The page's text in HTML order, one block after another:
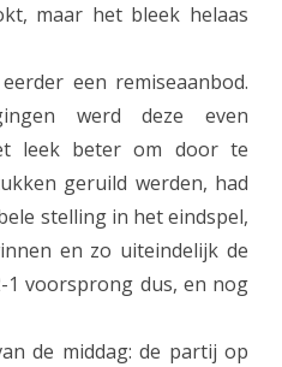
maar het bleek helaas
een remiseaanbod.
werd deze even
leek beter om door te
geruild werden, had
stelling in het eindspel,
en zo uiteindelijk de
1 voorsprong dus, en nog
de middag: de partij op